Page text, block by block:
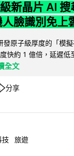
新晶片 AI
臉識別免上
原子級厚度的「模
快約 1 億倍，延遲低
全文
分享
技 旅遊